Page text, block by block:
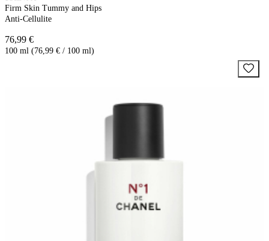
Firm Skin Tummy and Hips
Anti-Cellulite
76,99 €
100 ml (76,99 € / 100 ml)